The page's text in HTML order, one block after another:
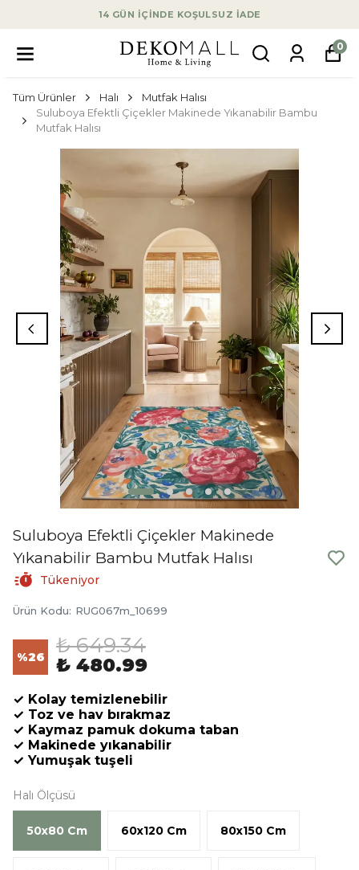
14 GÜN İÇİNDE KOŞULSUZ İADE
0
Tüm Ürünler Halı
Mutfak Halısı
Suluboya Efektli Çiçekler Makinede Yıkanabilir Bambu
Mutfak Halısı
Suluboya Efektli Çiçekler Makinede
Yıkanabilir Bambu Mutfak Halısı
Tükeniyor
Ürün Kodu: RUG067m_10699
%26 ₺ 649.34
₺ 480.99
✓ Kolay temizlenebilir
✓ Toz ve hav bırakmaz
✓ Kaymaz pamuk dokuma taban
✓ Makinede yıkanabilir
✓ Yumuşak tuşeli
Halı Ölçüsü
50x80 Cm 60x120 Cm 80x150 Cm